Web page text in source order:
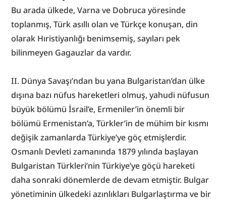
Bu arada ülkede, Varna ve Dobruca yöresinde
toplanmış, Türk asıllı olan ve Türkçe konuşan, din
olarak Hıristiyanlığı benimsemiş, sayıları pek
bilinmeyen Gagauzlar da vardır.
II. Dünya Savaşı’ndan bu yana Bulgaristan’dan ülke
dışına bazı nüfus hareketleri olmuş, yahudi nüfusun
büyük bölümü İsrail’e, Ermeniler’in önemli bir
bölümü Ermenistan’a, Türkler’in de mühim bir kısmı
değişik zamanlarda Türkiye’ye göç etmişlerdir.
Osmanlı Devleti zamanında 1879 yılında başlayan
Bulgaristan Türkleri’nin Türkiye’ye göçü hareketi
daha sonraki dönemlerde de devam etmiştir. Bulgar
yönetiminin ülkedeki azınlıkları Bulgarlaştırma ve bir